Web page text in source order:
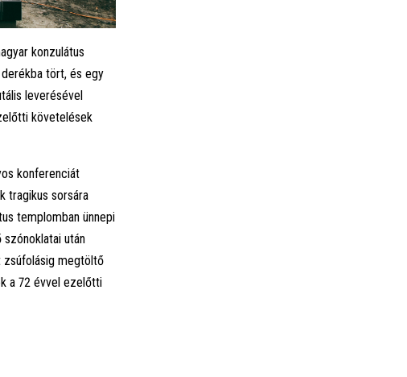
konzulátus
tört, és egy
leverésével
követelések
konferenciát
tragikus sorsára
templomban ünnepi
után
zsúfolásig megtöltő
a 72 évvel ezelőtti